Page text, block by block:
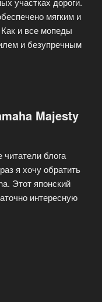
мягким и
и все мопеды
и безупречным
Majesty
блога
я хочу обратить
Этот японский
интересную